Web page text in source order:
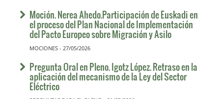
Moción. Nerea Ahedo.Participación de Euskadi en
el proceso del Plan Nacional de Implementación
del Pacto Europeo sobre Migración y Asilo
MOCIONES - 27/05/2026
Pregunta Oral en Pleno. Igotz López. Retraso en la
aplicación del mecanismo de la Ley del Sector
Eléctrico